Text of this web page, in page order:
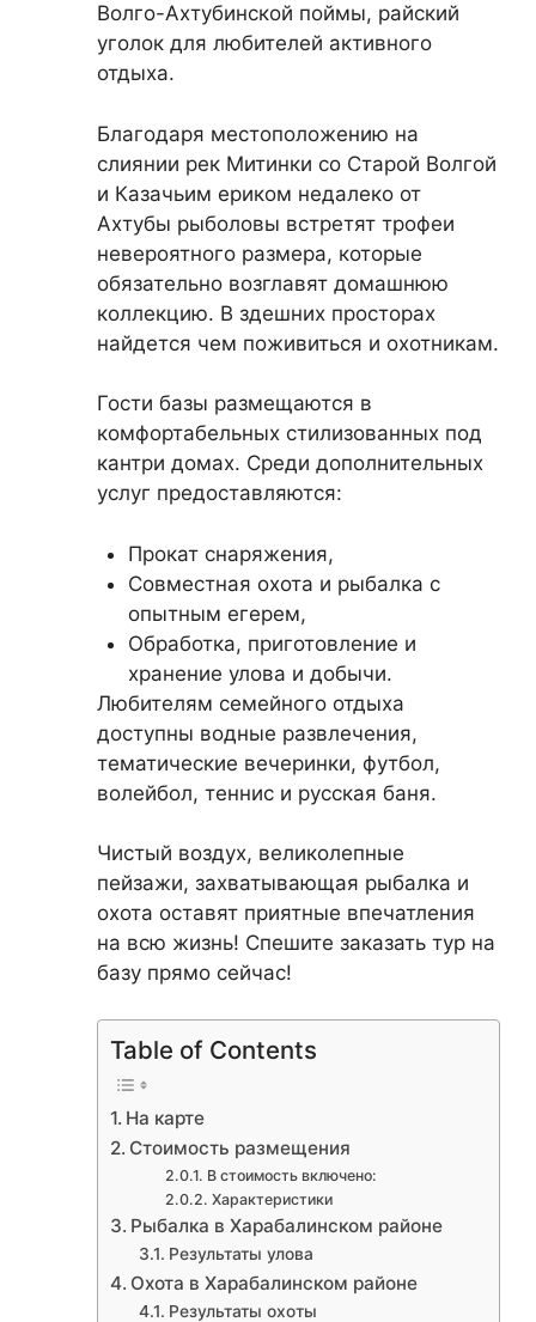
Волго-Ахтубинской поймы, райский
уголок для любителей активного
отдыха.
Благодаря местоположению на
слиянии рек Митинки со Старой Волгой
и Казачьим ериком недалеко от
Ахтубы рыболовы встретят трофеи
невероятного размера, которые
обязательно возглавят домашнюю
коллекцию. В здешних просторах
найдется чем поживиться и охотникам.
Гости базы размещаются в
комфортабельных стилизованных под
кантри домах. Среди дополнительных
услуг предоставляются:
Прокат снаряжения,
Совместная охота и рыбалка с
опытным егерем,
Обработка, приготовление и
хранение улова и добычи.
Любителям семейного отдыха
доступны водные развлечения,
тематические вечеринки, футбол,
волейбол, теннис и русская баня.
Чистый воздух, великолепные
пейзажи, захватывающая рыбалка и
охота оставят приятные впечатления
на всю жизнь! Спешите заказать тур на
базу прямо сейчас!
Table of Contents
На карте
Стоимость размещения
В стоимость включено:
Характеристики
Рыбалка в Харабалинском районе
Результаты улова
Охота в Харабалинском районе
Результаты охоты